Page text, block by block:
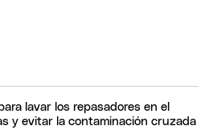
lavar los repasadores en el
y evitar la contaminación cruzada